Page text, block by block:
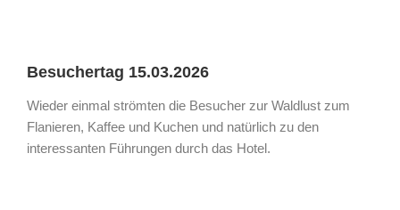
Besuchertag 15.03.2026
Wieder einmal strömten die Besucher zur Waldlust zum
Flanieren, Kaffee und Kuchen und natürlich zu den
interessanten Führungen durch das Hotel.